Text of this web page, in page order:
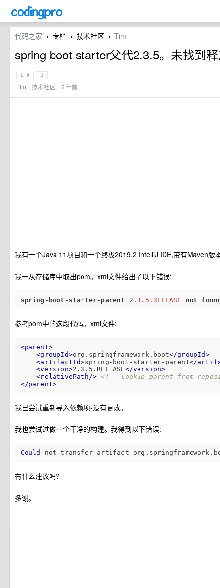
代码之家 › 专栏 › 技术社区 › Tim
spring boot starter父代2.3.5。未找到
0
Tim · 技术社区 · 5 年前
我有一个Java 11项目和一个终极2019.2 IntelliJ IDE,带有Maven版
我一从存储库中取出pom。xml文件给出了以下错误:
spring-boot-starter-parent 2 .3 .5 .RELEASE not
参考pom中的这段代码。xml文件:
<parent>
<groupId>org.springframework.boot</groupId >
<artifactId>spring-boot-starter-parent</
<version>2.3.5.RELEASE</version>
<relativePath /> <!-- lookup parent from
</parent>
我已尝试重新导入依赖项-没有更改。
我也尝试过做一个干净的构建。我得到以下错误:
Could not transfer artifact
有什么建议吗?
多谢。